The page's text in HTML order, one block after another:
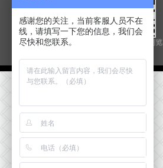
扫一扫用手机浏览
感谢您的关注，当前客服人员不在
线，请填写一下您的信息，我们会
尽快和您联系。